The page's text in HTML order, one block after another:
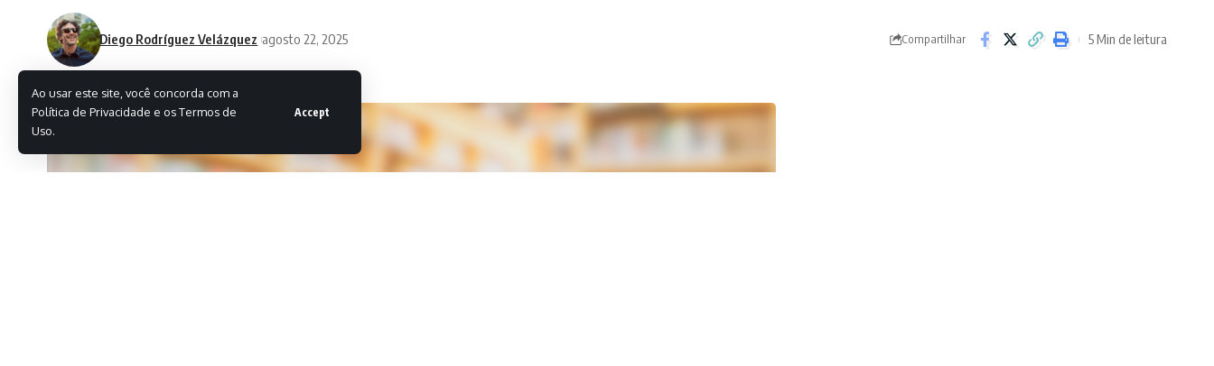
Ao usar este site, você concorda com a
Política de Privacidade e os Termos de
Uso.
Accept
Diego Rodríguez Velázquez agosto 22, 2025 Compartilhar 5 Min de leitura